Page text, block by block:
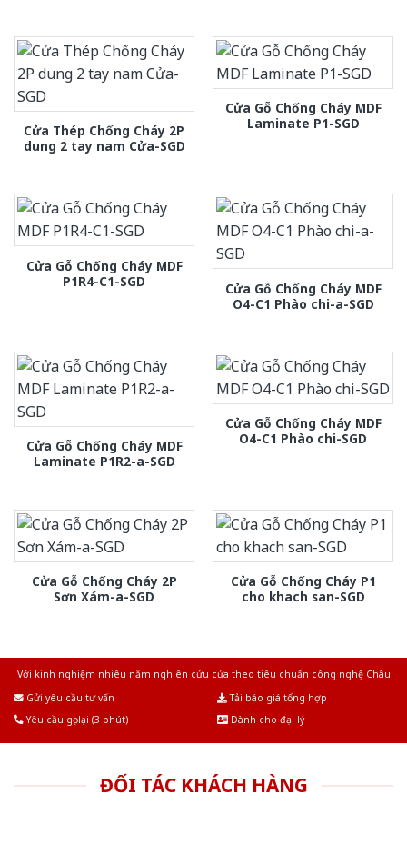
Cửa Thép Chống Cháy 2P
dung 2 tay nam Cửa-SGD
Cửa Gỗ Chống Cháy MDF
Laminate P1-SGD
Cửa Gỗ Chống Cháy MDF
P1R4-C1-SGD
Cửa Gỗ Chống Cháy MDF
O4-C1 Phào chi-a-SGD
Cửa Gỗ Chống Cháy MDF
Laminate P1R2-a-SGD
Cửa Gỗ Chống Cháy MDF
O4-C1 Phào chi-SGD
Cửa Gỗ Chống Cháy 2P
Sơn Xám-a-SGD
Cửa Gỗ Chống Cháy P1
cho khach san-SGD
Với kinh nghiệm nhiêu năm nghiên cứu cửa theo tiêu chuẩn công nghệ Châu
Gửi yêu cầu tư vấn
Tải báo giá tổng hợp
Yêu cầu gọi lại (3 phút)
Dành cho đại lý
ĐỐI TÁC KHÁCH HÀNG